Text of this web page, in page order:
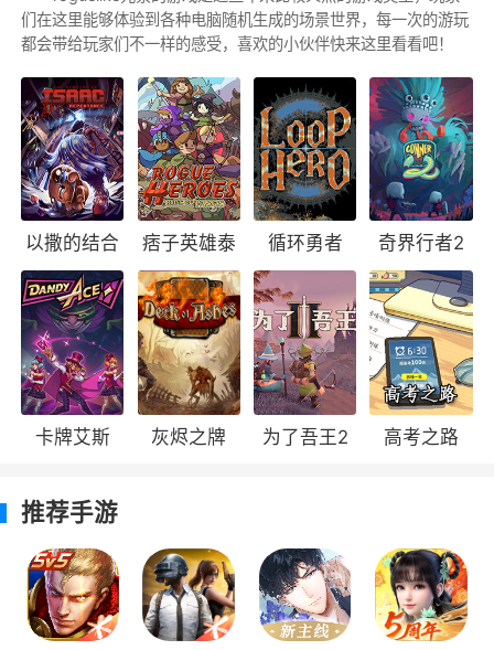
掠夺倒下的敌人，探索致命的地牢，发现提
盔甲。在通关之间还可以随着玩的次数的增加为
你的角色永久地解锁物品。
冒险之路绝不重样
从海量角色和物品组合到程序化生成的地
图、任务、战利品和事件——法汝王国充满了变
化和未知，你要随时保持警惕!
让人耳目一新的法汝王国
一大批新的生物群落，美轮美奂的全新画风
以及动人心弦的原声带——《为了吾王II》将带你
玩法介绍
这款续作将《为了吾王》的基础上加入一大
批新的生物群落，让法汝王国变得耳目一新，并
们在这里能够体验到各种电脑随机生成的场景世界，每一次的游玩
都会带给玩家们不一样的感受，喜欢的小伙伴快来这里看看吧！
以撒的结合
忏悔
痞子英雄泰
索斯遗迹
循环勇者 奇界行者2
卡牌艾斯 灰烬之牌 为了吾王2 高考之路
推荐手游